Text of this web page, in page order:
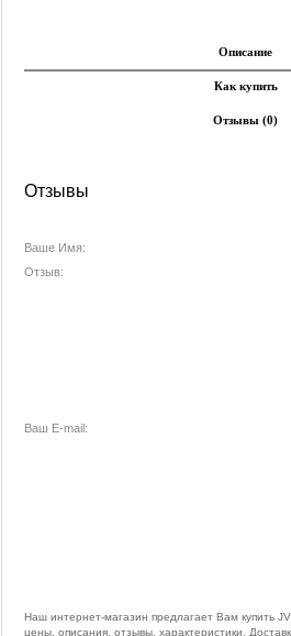
Описание
Как купить
Отзывы (0)
Отзывы
Ваше Имя:
Отзыв:
Ваш E-mail:
Наш интернет-магазин предлагает Вам купить
цены, описания, отзывы, характеристики.